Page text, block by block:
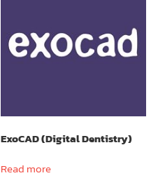
ExoCAD (Digital Dentistry)
Read more